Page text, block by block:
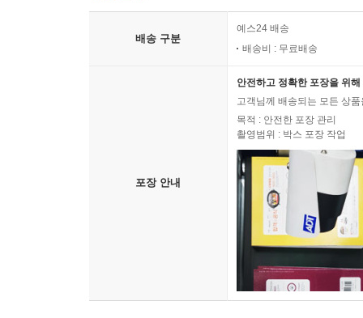
배송 구분
예스24 배송
배송비 : 무료배송
포장 안내
안전하고 정확한 포장을 위
고객님께 배송되는 모든 상
목적 : 안전한 포장 관리
촬영범위 : 박스 포장 작업